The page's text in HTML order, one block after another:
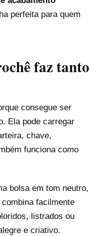
perfeita para quem
faz tanto
consegue ser
Ela pode carregar
chave,
funciona como
bolsa em tom neutro,
facilmente
listrados ou
e criativo.